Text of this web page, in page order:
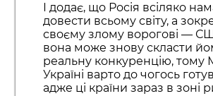
І додає, що Росія всіляко
довести всьому світу, а
своєму злому ворогові —
вона може знову скласти
реальну конкуренцію, тому
Україні варто до чогось
адже ці країни зараз в зоні